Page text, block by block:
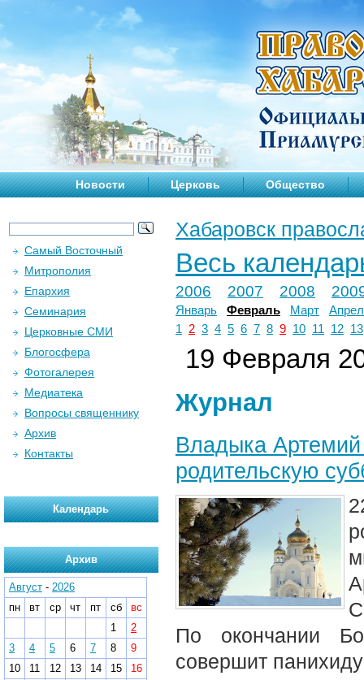
Новости Церковь Общество
Хабаровск
Весь
2006 2007 2008
Январь Февраль Март
1
2 3 4 5 6 7 8 9 10 11 12 13
19 Февраля
Журнал
Владыка
родительскую
По окончании
совершит
Самый Восточный
Митрополия
Епархия
Семинария
Церковные СМИ
Блогосфера
Фотогалерея
Медиатека
Вопросы священнику
Архив
Контакты
Календарь
Архив
Август - 2026
пн
вт ср чт пт сб
вс
1
2
3
4 5 6 7 8
9
10
11 12 13 14 15
16